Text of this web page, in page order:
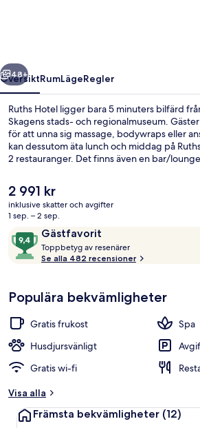
Nästa
48+
ÖversiktRumLägeRegler
Ruths Hotel ligger bara 5 minuters bilfärd
Skagens stads- och regionalmuseum.
för att unna sig massage, bodywraps eller
kan dessutom äta lunch och middag på
2 restauranger. Det finns även en bar/
Det
nuvarande
priset
2 991 kr
2 991 kr
inklusive skatter och avgifter
1 sep. – 2 sep.
RecensionerGästfavorit
9,4
av
10,
Toppbetyg av resenärer
o
b
r
e
Se alla 482 recensioner
Populära bekvämligheter
Gratis frukost
Spa
Husdjursvänligt
Gratis wi-fi
Visa alla
Främsta bekvämligheter (12)